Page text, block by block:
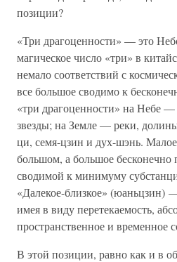
позиции?
«Три драгоценности» — это
магическое число «три» в
немало соответствий с
все большое сводимо к
«три драгоценности» на Небе —
звезды; на Земле — реки,
ци, семя-цзин и дух-шэнь.
большом, а большое бесконечно
сводимой к минимуму
«Далекое-близкое» (юаньцзин)
имея в виду перетекаемость,
пространственное и временное
В этой позиции, равно как и в